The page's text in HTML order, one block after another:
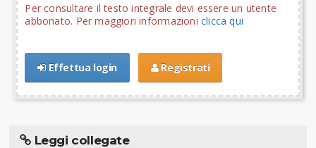
Per consultare il testo integrale devi essere un utente
abbonato. Per maggiori informazioni clicca qui
Effettua login Registrati
Leggi collegate